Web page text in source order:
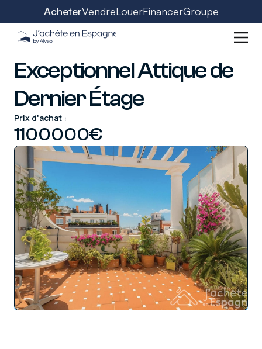
AcheterVendreLouerFinancerGroupe
Exceptionnel Attique de
Dernier Étage
Prix d'achat :
1100000€